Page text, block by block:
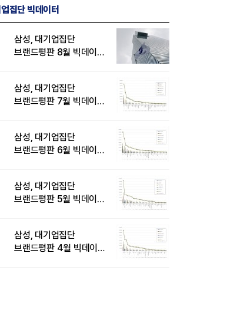
집단 빅데이터
삼성, 대기업집단
브랜드평판 8월 빅데이터
삼성, 대기업집단
브랜드평판 7월 빅데이터
삼성, 대기업집단
브랜드평판 6월 빅데이터
삼성, 대기업집단
브랜드평판 5월 빅데이터
삼성, 대기업집단
브랜드평판 4월 빅데이터